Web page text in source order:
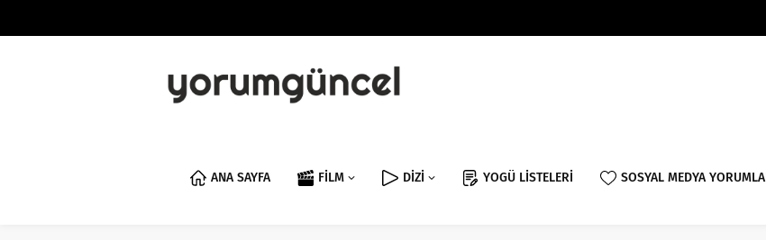
ANA SAYFA FİLM DİZİ YOGÜ LİSTELERİ SOSYAL MEDYA